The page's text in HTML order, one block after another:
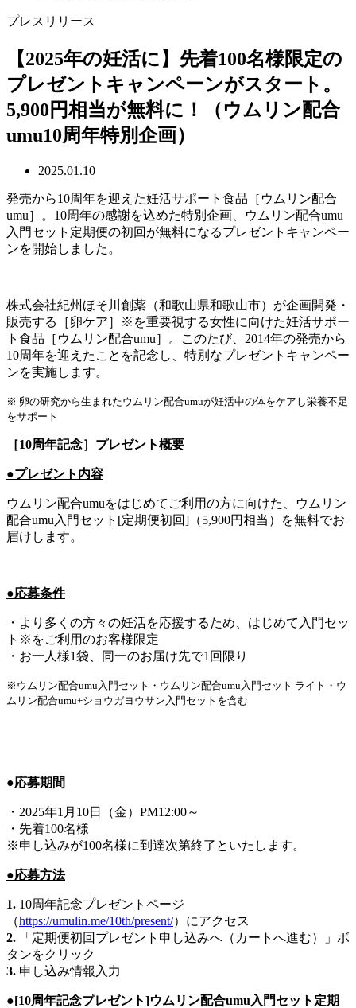
プレスリリース
【2025年の妊活に】先着100名様限定の
プレゼントキャンペーンがスタート。
5,900円相当が無料に！（ウムリン配合
umu10周年特別企画）
2025.01.10
発売から10周年を迎えた妊活サポート食品［ウムリン配合
umu］。10周年の感謝を込めた特別企画、ウムリン配合umu
入門セット定期便の初回が無料になるプレゼントキャンペー
ンを開始しました。
株式会社紀州ほそ川創薬（和歌山県和歌山市）が企画開発・
販売する［卵ケア］※を重要視する女性に向けた妊活サポー
ト食品［ウムリン配合umu］。このたび、2014年の発売から
10周年を迎えたことを記念し、特別なプレゼントキャンペー
ンを実施します。
※ 卵の研究から生まれたウムリン配合umuが妊活中の体をケアし栄養不足
をサポート
［10周年記念］プレゼント概要
●プレゼント内容
ウムリン配合umuをはじめてご利用の方に向けた、ウムリン
配合umu入門セット[定期便初回]（5,900円相当）を無料でお
届けします。
●応募条件
・より多くの方々の妊活を応援するため、はじめて入門セッ
ト※をご利用のお客様限定
・お一人様1袋、同一のお届け先で1回限り
※ウムリン配合umu入門セット・ウムリン配合umu入門セット ライト・ウ
ムリン配合umu+ショウガヨウサン入門セットを含む
●応募期間
・2025年1月10日（金）PM12:00～
・先着100名様
※申し込みが100名様に到達次第終了といたします。
●応募方法
1. 10周年記念プレゼントページ
（https://umulin.me/10th/present/）にアクセス
2. 「定期便初回プレゼント申し込みへ（カートへ進む）」ボ
タンをクリック
3. 申し込み情報入力
●[10周年記念プレゼント]ウムリン配合umu入門セット定期